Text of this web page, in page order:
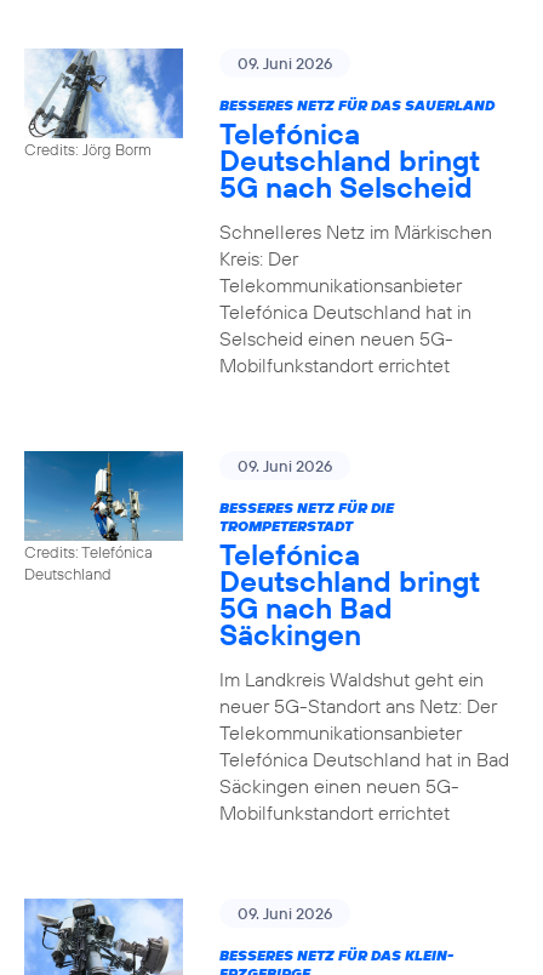
Credits: Jörg Borm
09. Juni 2026
BESSERES NETZ FÜR DAS SAUERLAND
Telefónica
Deutschland bringt
5G nach Selscheid
Schnelleres Netz im Märkischen
Kreis: Der
Telekommunikationsanbieter
Telefónica Deutschland hat in
Selscheid einen neuen 5G-
Mobilfunkstandort errichtet
Credits: Telefónica
Deutschland
09. Juni 2026
BESSERES NETZ FÜR DIE
TROMPETERSTADT
Telefónica
Deutschland bringt
5G nach Bad
Säckingen
Im Landkreis Waldshut geht ein
neuer 5G-Standort ans Netz: Der
Telekommunikationsanbieter
Telefónica Deutschland hat in Bad
Säckingen einen neuen 5G-
Mobilfunkstandort errichtet
09. Juni 2026
BESSERES NETZ FÜR DAS KLEIN-